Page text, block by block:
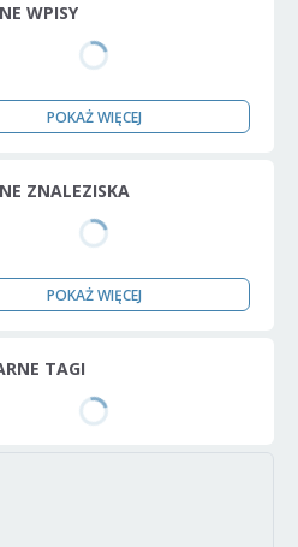
WPISY
POKAŻ WIĘCEJ
ZNALEZISKA
POKAŻ WIĘCEJ
TAGI